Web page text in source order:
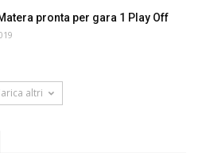
pronta per gara 1 Play Off
altri